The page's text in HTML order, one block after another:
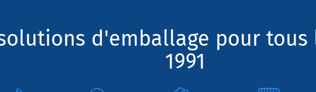
d'emballage pour tous
1991